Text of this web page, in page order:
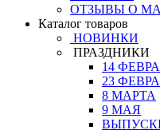
ОТЗЫВЫ О
Каталог товаров
НОВИНКИ
ПРАЗДНИКИ
14
23
8 МАРТА
9 МАЯ